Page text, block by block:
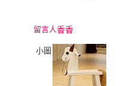
留言人香香
小圖